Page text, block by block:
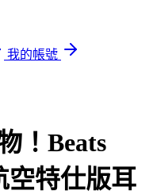
我的帳號
！Beats
空特仕版耳